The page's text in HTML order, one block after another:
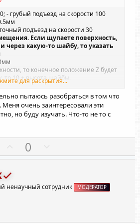
- грубый подъезд на скорости 100
подъезд на скорости 30
Если щупаете поверхность,
через какую-то шайбу, то указать
то конечное положение Z будет
то 10 + высота шайбы.
0 фреза будет на поверхности
для раскрытия...
пытаюсь разобраться в том что
очень заинтересовали эти
но буду изучать. Что-то не то с
о
т
0
е
т
ненаучный сотрудник МОДЕРАТОР